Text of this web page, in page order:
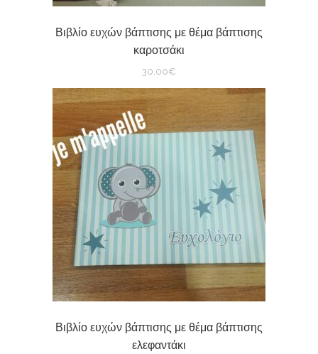
Βιβλίο ευχών βάπτισης με θέμα βάπτισης
καροτσάκι
30,00€
Βιβλίο ευχών βάπτισης με θέμα βάπτισης
ελεφαντάκι